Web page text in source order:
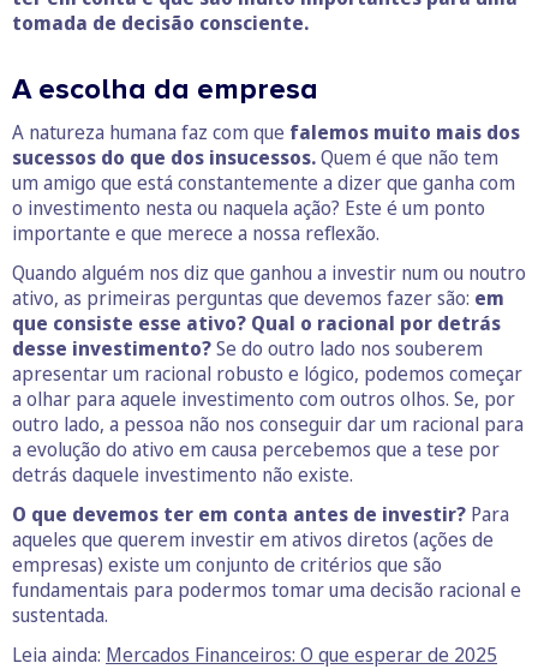
tomada de decisão consciente.
A escolha da empresa
A natureza humana faz com que falemos muito mais dos
sucessos do que dos insucessos.Quem é que não tem
um amigo que está constantemente a dizer que ganha com
o investimento nesta ou naquela ação? Este é um ponto
importante e que merece a nossa reflexão.
Quando alguém nos diz que ganhou a investir num ou noutro
ativo, as primeiras perguntas que devemos fazer são: em
que consiste esse ativo? Qual o racional por detrás
desse investimento?Se do outro lado nos souberem
apresentar um racional robusto e lógico, podemos começar
a olhar para aquele investimento com outros olhos. Se, por
outro lado, a pessoa não nos conseguir dar um racional para
a evolução do ativo em causa percebemos que a tese por
detrás daquele investimento não existe.
O que devemos ter em conta antes de investir? Para
aqueles que querem investir em ativos diretos (ações de
empresas) existe um conjunto de critérios que são
fundamentais para podermos tomar uma decisão racional e
sustentada.
Leia ainda: Mercados Financeiros: O que esperar de 2025